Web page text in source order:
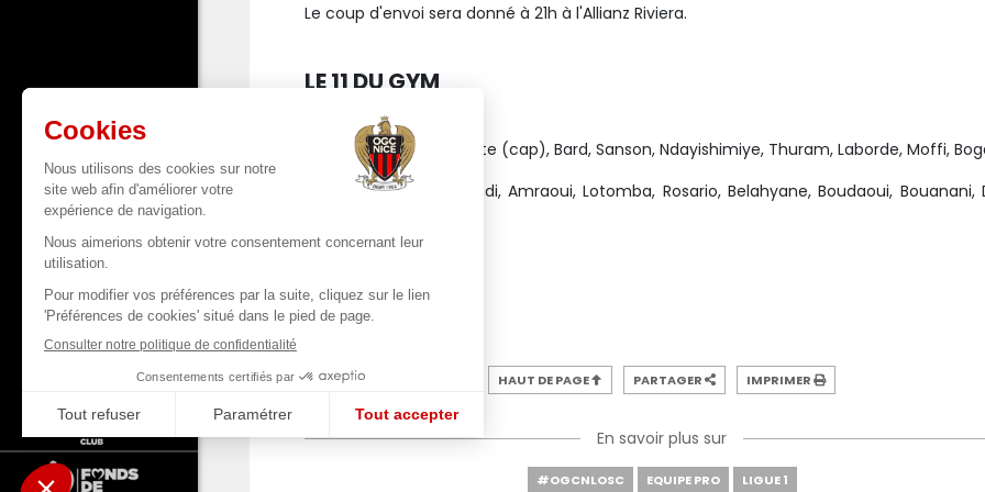
Le coup d'envoi sera donné à 21h à l'Allianz Riviera.
LE 11 DU GYM
Bulka, Atal, Todibo, Dante (cap), Bard, Sanson, Ndayishimiye, Thuram, Laborde, Moffi,
Remplaçants: Boulhendi, Amraoui, Lotomba, Rosario, Belahyane, Boudaoui, Bouanani,
HAUT DE PAGE PARTAGER IMPRIMER
En savoir plus sur
#OGCNLOSC EQUIPE PRO LIGUE 1